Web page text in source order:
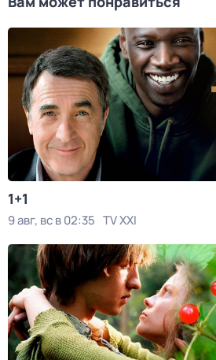
1+1
9 авг, вс в 02:35 TV XXI